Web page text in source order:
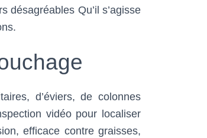
désagréables Qu’il s’agisse
d’éviers, de colonnes
vidéo pour localiser
efficace contre graisses,